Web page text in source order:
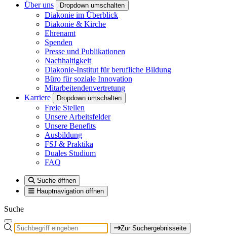
Über uns
Dropdown umschalten
Diakonie im Überblick
Diakonie & Kirche
Ehrenamt
Spenden
Presse und Publikationen
Nachhaltigkeit
Diakonie-Institut für berufliche Bildung
Büro für soziale Innovation
Mitarbeitendenvertretung
Karriere
Dropdown umschalten
Freie Stellen
Unsere Arbeitsfelder
Unsere Benefits
Ausbildung
FSJ & Praktika
Duales Studium
FAQ
Suche öffnen
Hauptnavigation öffnen
Suche
Zur Suchergebnisseite